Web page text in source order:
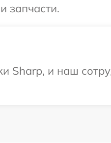
запчасти.
Sharp, и наш